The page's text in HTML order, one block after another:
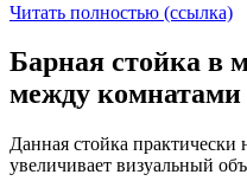
Читать полностью (ссылка)
Барная стойка в
между комнатами
Данная стойка практически
увеличивает визуальный